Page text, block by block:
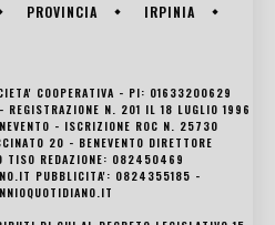
PROVINCIA
IRPINIA
COOPERATIVA - PI: 01633200629
REGISTRAZIONE N. 201 IL 18 LUGLIO 1996
- ISCRIZIONE ROC N. 25730
20 - BENEVENTO DIRETTORE
TISO REDAZIONE: 082450469
PUBBLICITA': 0824355185 -